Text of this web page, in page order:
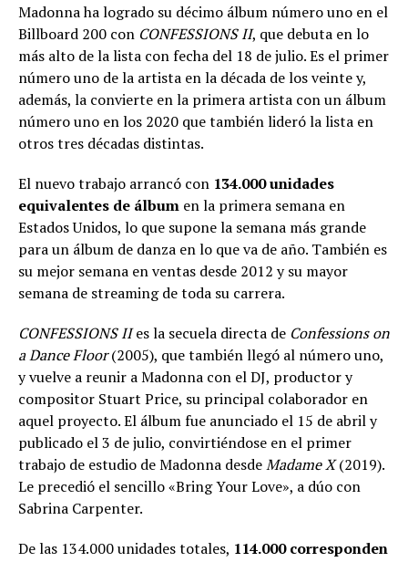
Madonna ha logrado su décimo álbum número uno en el
Billboard 200 con CONFESSIONS II, que debuta en lo
más alto de la lista con fecha del 18 de julio. Es el primer
número uno de la artista en la década de los veinte y,
además, la convierte en la primera artista con un álbum
número uno en los 2020 que también lideró la lista en
otros tres décadas distintas.
El nuevo trabajo arrancó con 134.000 unidades
equivalentes de álbum en la primera semana en
Estados Unidos, lo que supone la semana más grande
para un álbum de danza en lo que va de año. También es
su mejor semana en ventas desde 2012 y su mayor
semana de streaming de toda su carrera.
CONFESSIONS IIes la secuela directa de Confessions on
a Dance Floor(2005), que también llegó al número uno,
y vuelve a reunir a Madonna con el DJ, productor y
compositor Stuart Price, su principal colaborador en
aquel proyecto. El álbum fue anunciado el 15 de abril y
publicado el 3 de julio, convirtiéndose en el primer
trabajo de estudio de Madonna desdeMadame X(2019).
Le precedió el sencillo «Bring Your Love», a dúo con
Sabrina Carpenter.
De las 134.000 unidades totales, 114.000 corresponden